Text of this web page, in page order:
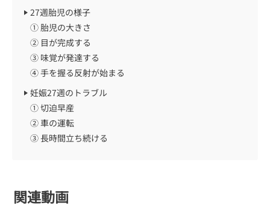
27週胎児の様子
① 胎児の大きさ
② 目が完成する
③ 味覚が発達する
④ 手を握る反射が始まる
妊娠27週のトラブル
① 切迫早産
② 車の運転
③ 長時間立ち続ける
関連動画